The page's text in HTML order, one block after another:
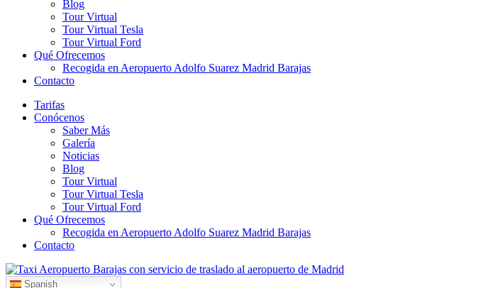
Blog
Tour Virtual
Tour Virtual Tesla
Tour Virtual Ford
Qué Ofrecemos
Recogida en Aeropuerto Adolfo Suarez Madrid Barajas
Contacto
Tarifas
Conócenos
Saber Más
Galería
Noticias
Blog
Tour Virtual
Tour Virtual Tesla
Tour Virtual Ford
Qué Ofrecemos
Recogida en Aeropuerto Adolfo Suarez Madrid Barajas
Contacto
Spanish